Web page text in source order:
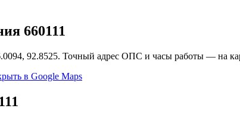
660111
92.8525. Точный адрес ОПС и часы работы — на
в Google Maps